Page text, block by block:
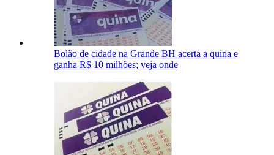
Bolão de cidade na Grande BH acerta a quina e
ganha R$ 10 milhões; veja onde